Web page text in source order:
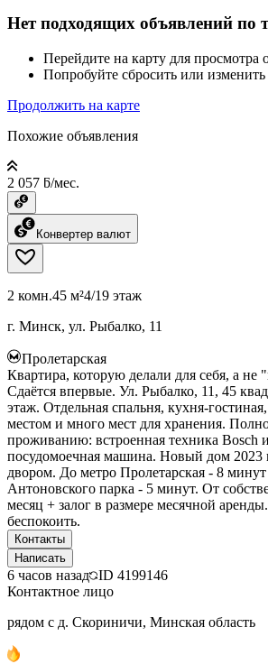
Нет подходящих объявлений по
Перейдите на карту для просмотра
Попробуйте сбросить или
Продолжить на карте
Похожие объявления
2 057 ƃ/мес.
Конвертер валют
2 комн.45 м²4/19 этаж
г. Минск, ул. Рыбалко, 11
Пролетарская
Квартира, которую делали для себя, а не
Сдаётся впервые. Ул. Рыбалко, 11, 45
этаж. Отдельная спальня, кухня-
местом и много мест для хранения.
проживанию: встроенная техника Bosch
посудомоечная машина. Новый дом 2023
двором. До метро Пролетарская - 8
Антоновского парка - 5 минут. От
месяц + залог в размере месячной
беспокоить.
Контакты
Написать
6 часов назад ID 4199146
Контактное лицо
рядом с д. Скориничи, Минская область